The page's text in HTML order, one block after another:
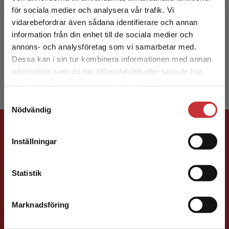
för sociala medier och analysera vår trafik. Vi
vidarebefordrar även sådana identifierare och annan
information från din enhet till de sociala medier och
annons- och analysföretag som vi samarbetar med.
Dessa kan i sin tur kombinera informationen med annan
information som du har tillhandahållit eller som de har
Nödvändig
Inställningar
Statistik
Marknadsföring
Begränsad fraktregion
Det verkar som att du besöker
studentlitteratur.se via en enhet utanför Sverige.
Vi erbjuder inte leveranser utanför Sverige. För
att kunna slutföra ett köp måste
Görel Hydén